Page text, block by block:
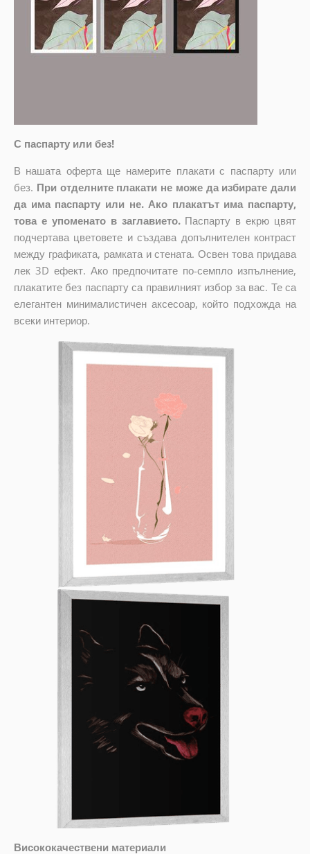
С паспарту или без!
В нашата оферта ще намерите плакати с паспарту или
без. При отделните плакати не може да избирате дали
да има паспарту или не. Ако плакатът има паспарту,
това е упоменато в заглавието. Паспарту в екрю цвят
подчертава цветовете и създава допълнителен контраст
между графиката, рамката и стената. Освен това придава
лек 3D ефект. Ако предпочитате по-семпло изпълнение,
плакатите без паспарту са правилният избор за вас. Те са
елегантен минималистичен аксесоар, който подхожда на
всеки интериор.
Висококачествени материали